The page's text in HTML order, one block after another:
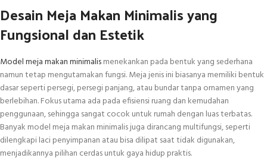
Desain Meja Makan Minimalis yang
Fungsional dan Estetik
Model meja makan minimalismenekankan pada bentuk yang sederhana
namun tetap mengutamakan fungsi. Meja jenis ini biasanya memiliki bentuk
dasar seperti persegi, persegi panjang, atau bundar tanpa ornamen yang
berlebihan. Fokus utama ada pada efisiensi ruang dan kemudahan
penggunaan, sehingga sangat cocok untuk rumah dengan luas terbatas.
Banyak model meja makan minimalis juga dirancang multifungsi, seperti
dilengkapi laci penyimpanan atau bisa dilipat saat tidak digunakan,
menjadikannya pilihan cerdas untuk gaya hidup praktis.